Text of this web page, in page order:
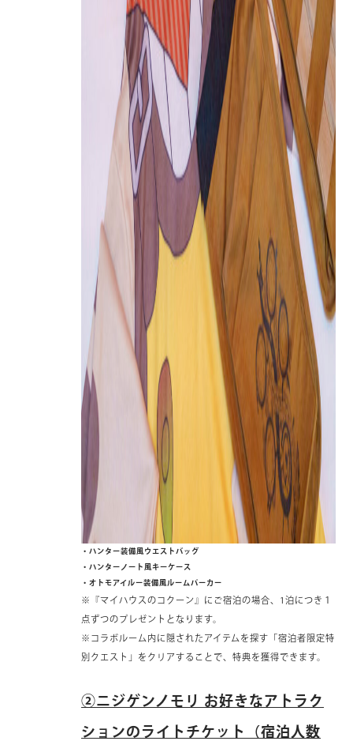
・ハンター装備風ウエストバッグ
・ハンターノート風キーケース
・オトモアイルー装備風ルームパーカー
※『マイハウスのコクーン』にご宿泊の場合、1泊につき１
点ずつのプレゼントとなります。
※コラボルーム内に隠されたアイテムを探す「宿泊者限定特
別クエスト」をクリアすることで、特典を獲得できます。
②ニジゲンノモリ お好きなアトラク
ションのライトチケット（宿泊人数